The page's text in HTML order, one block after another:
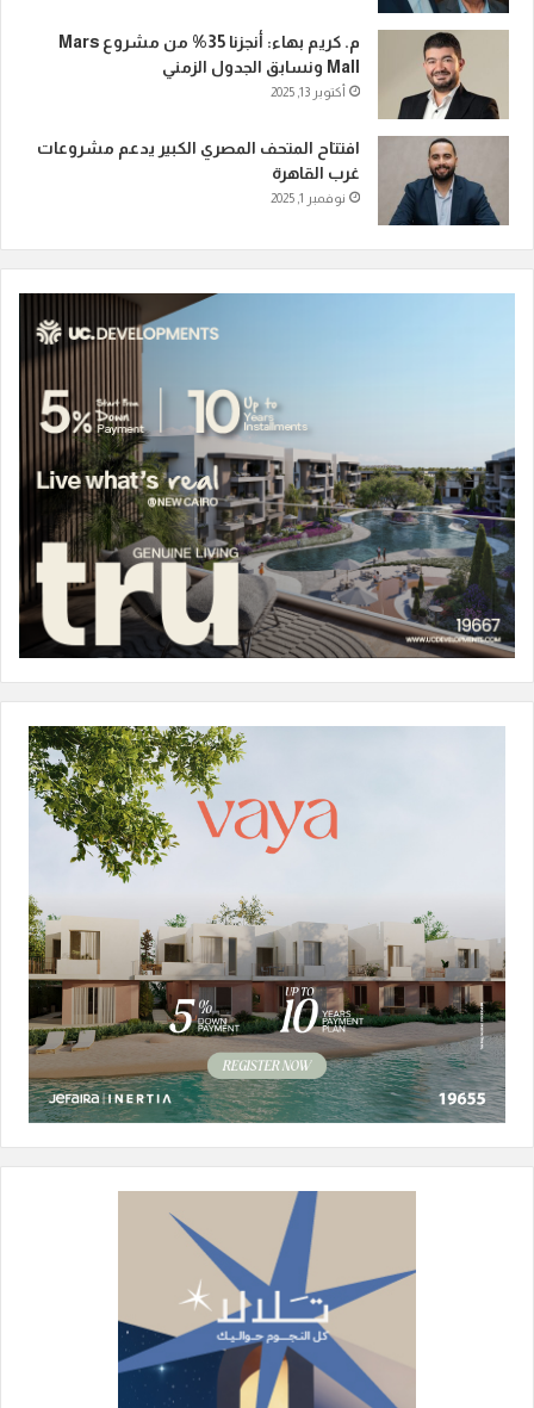
م. كريم بهاء: أنجزنا 35% من مشروع Mars
Mall ونسابق الجدول الزمني
أكتوبر 13, 2025
افتتاح المتحف المصري الكبير يدعم مشروعات
غرب القاهرة
نوفمبر 1, 2025